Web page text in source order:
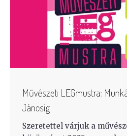
Művészeti LEGmustra:
Jánosig
Szeretettel várjuk a